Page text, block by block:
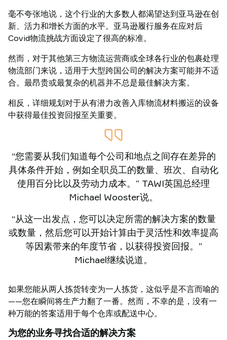
毫不夸张地说，这个行业的大多数人都渴望达到亚马逊在创
新、活力和增长方面的水平。亚马逊履行服务在应对后
Covid物流挑战方面设定了很高的标准。
然而，对于其他第三方物流运营商或全球各行业的包裹处理
物流部门来说，适用于大型跨国公司的解决方案可能并不适
合。最昂贵或最复杂的机器并不总是最佳解决方案。
相反，详细规划对于从有潜力改善入库物流材料搬运的设备
中获得最佳投资回报至关重要。
“您需要从我们知道每个公司和地点之间存在差异的
具体条件开始，例如全职员工的数量、班次、自动化
使用百分比以及劳动力成本。” TAWI英国总经理
Michael Wooster说。
“从这一出发点，您可以决定所需的解决方案的数量
或数量，然后您可以开始计算由于灵活性和效率提高
等因素带来的年度节省，以获得投资回报。”
Michael继续说道。
如果您能从两人拣货转变为一人拣货，这似乎是不言而喻的
——您在瞬间将生产力翻了一番。然而，不幸的是，没有一
种万能的答案适用于每个仓库或配送中心。
为您的业务寻找合适的解决方案